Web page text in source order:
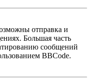
отправка и
Большая часть
сообщений
BBCode.